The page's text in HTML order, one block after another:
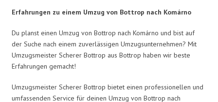
Erfahrungen zu einem Umzug von Bottrop nach Komárno
Du planst einen Umzug von Bottrop nach Komárno und bist auf
der Suche nach einem zuverlässigen Umzugsunternehmen? Mit
Umzugsmeister Scherer Bottrop aus Bottrop haben wir beste
Erfahrungen gemacht!
Umzugsmeister Scherer Bottrop bietet einen professionellen und
umfassenden Service für deinen Umzug von Bottrop nach